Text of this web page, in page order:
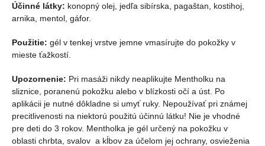
Účinné látky: konopný olej, jedľa sibírska, pagaštan, kostihoj,
arnika, mentol, gáfor.
Použitie: gél v tenkej vrstve jemne vmasírujte do pokožky v
mieste ťažkostí.
Upozornenie: Pri masáži nikdy neaplikujte Mentholku na
sliznice, poranenú pokožku alebo v blízkosti očí a úst. Po
aplikácii je nutné dôkladne si umyť ruky. Nepoužívať pri známej
precitlivenosti na niektorú použitú účinnú látku! Nie je vhodné
pre deti do 3 rokov. Mentholka je gél určený na pokožku v
oblasti chrbta, svalov a kĺbov za účelom jej ochrany, osvieženia